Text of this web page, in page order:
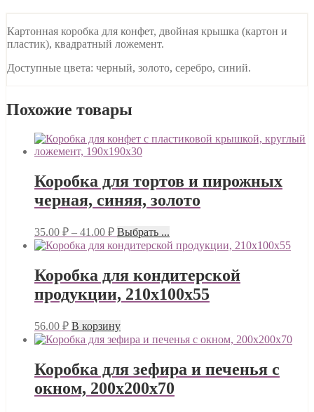
Картонная коробка для конфет, двойная крышка (картон и
пластик), квадратный ложемент.
Доступные цвета: черный, золото, серебро, синий.
Похожие товары
Коробка для тортов и пирожных
черная, синяя, золото
35.00 ₽ – 41.00 ₽ Выбрать ...
Коробка для кондитерской
продукции, 210x100x55
56.00 ₽ В корзину
Коробка для зефира и печенья с
окном, 200х200х70